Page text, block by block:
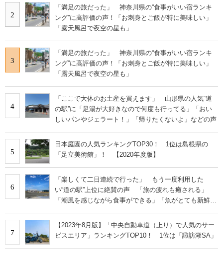
2
「満足の旅だった」 神奈川県の“食事がいい宿ランキ
ング”に高評価の声！「お刺身とご飯が特に美味しい」
「露天風呂で夜空の星も」
3
「満足の旅だった」 神奈川県の“食事がいい宿ランキ
ング”に高評価の声！「お刺身とご飯が特に美味しい」
「露天風呂で夜空の星も」
4
「ここで大体のお土産を買えます」 山形県の人気“道
の駅”に「足湯が大好きなので何度も行ってる」「おい
しいパンやジェラート！」「帰りたくないよ」などの声
5
日本庭園の人気ランキングTOP30！ 1位は島根県の
「足立美術館」！ 【2020年度版】
6
「楽しくて二日連続で行った」 もう一度利用した
い“道の駅”上位に絶賛の声 「旅の疲れも癒される」
「潮風を感じながら食事ができる」「魚がとても新鮮で
7
【2023年8月版】「中央自動車道（上り）で人気のサー
ビスエリア」ランキングTOP10！ 1位は「諏訪湖SA」